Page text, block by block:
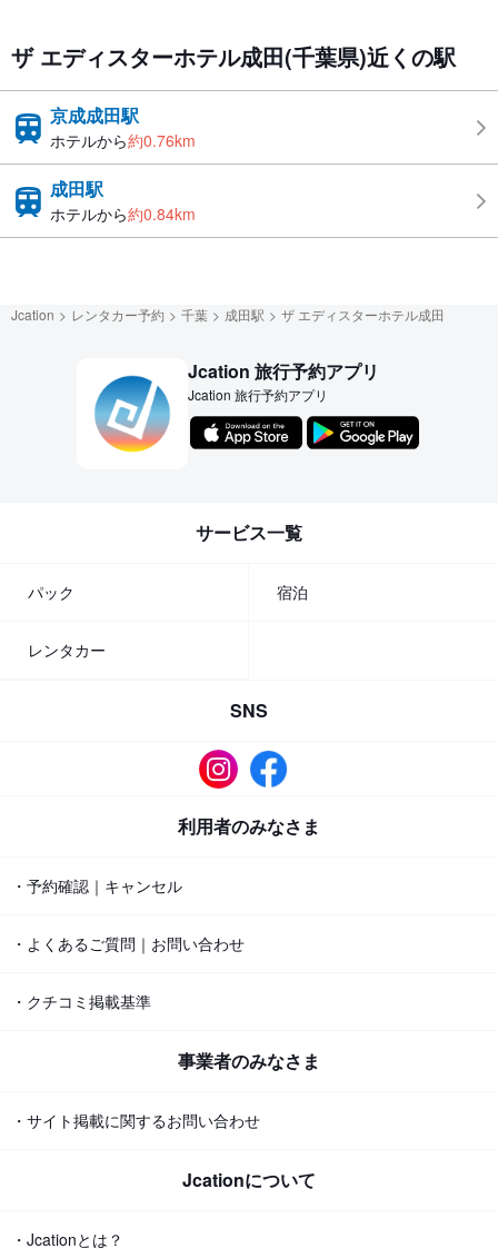
ザ エディスターホテル成田(千葉県)近くの駅
京成成田駅
ホテルから約0.76km
成田駅
ホテルから約0.84km
Jcation レンタカー予約 千葉 成田駅 ザ エディスターホテル成田
Jcation 旅行予約アプリ
Jcation 旅行予約アプリ
サービス一覧
パック 宿泊
レンタカー
SNS
利用者のみなさま
・予約確認｜キャンセル
・よくあるご質問｜お問い合わせ
・クチコミ掲載基準
事業者のみなさま
・サイト掲載に関するお問い合わせ
Jcationについて
・Jcationとは？